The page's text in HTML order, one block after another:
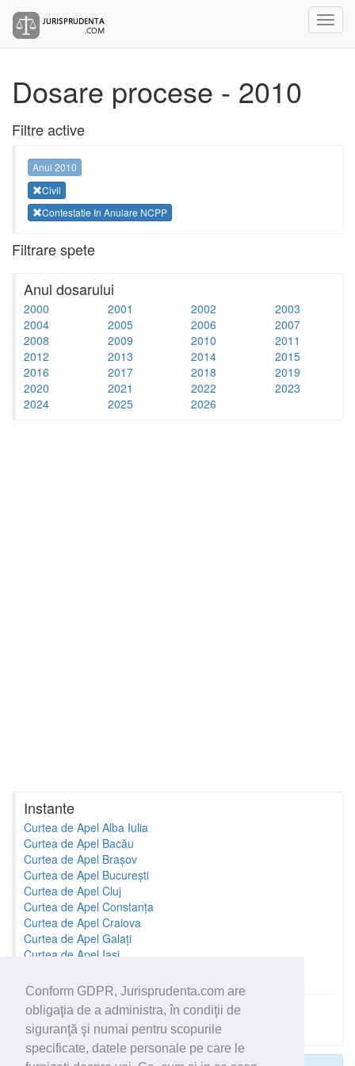
Conform GDPR, Jurisprudenta.com are
obligaţia de a administra, în condiţii de
siguranţă şi numai pentru scopurile
specificate, datele personale pe care le
Dosare procese - 2010
Filtre active
Anul 2010
Civil
Contestatie In Anulare NCPP
Filtrare spete
Anul dosarului
2000 2001 2002
2003
2004
2005 2006
2007
2008
2009 2010
2011
2012
2013 2014
2015
2016
2017 2018
2019
2020
2021 2022
2023
2024
2025 2026
Instante
Curtea de Apel Alba Iulia
Curtea de Apel Bacău
Curtea de Apel Brașov
Curtea de Apel București
Curtea de Apel Cluj
Curtea de Apel Constanța
Curtea de Apel Craiova
Curtea de Apel Galați
Curtea de Apel Iași
Toate instantele